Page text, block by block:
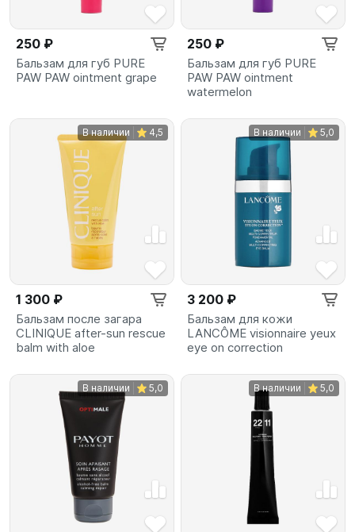
250 ₽
Бальзам для губ PURE
PAW PAW ointment grape
250 ₽
Бальзам для губ PURE
PAW PAW ointment
watermelon
В наличии 4,5
1 300 ₽
Бальзам после загара
CLINIQUE after-sun rescue
balm with aloe
В наличии 5,0
3 200 ₽
Бальзам для кожи
LANCÔME visionnaire yeux
eye on correction
В наличии 5,0 В наличии 5,0